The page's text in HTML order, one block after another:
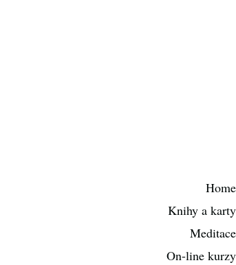
Home
Knihy a karty
Meditace
On-line kurzy